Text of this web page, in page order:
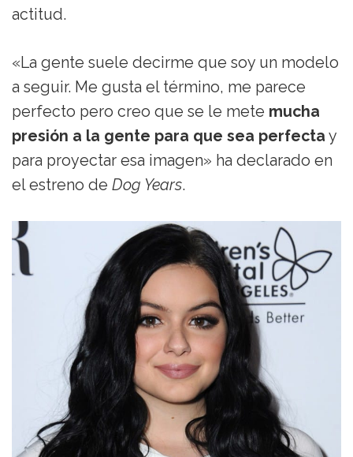
actitud.
«La gente suele decirme que soy un modelo
a seguir. Me gusta el término, me parece
perfecto pero creo que se le mete mucha
presión a la gente para que sea perfecta y
para proyectar esa imagen» ha declarado en
el estreno de Dog Years.